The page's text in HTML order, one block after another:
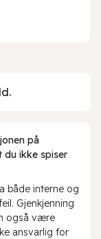
på
ikke spiser
både interne og
Gjenkjenning
også være
ansvarlig for